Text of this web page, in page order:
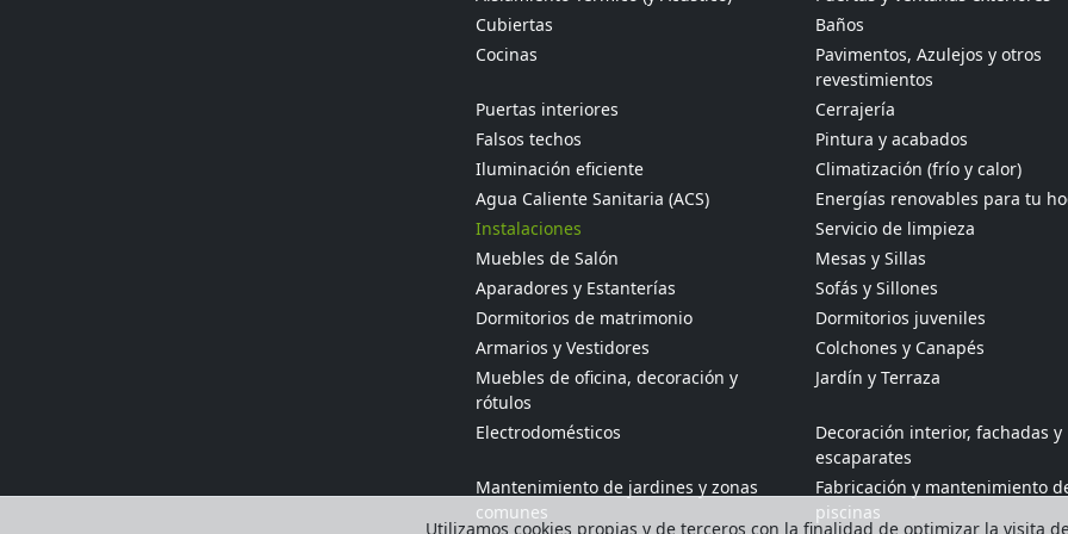
Utilizamos cookies propias y de terceros con la finalidad de optimizar la visita
Cubiertas
Baños
Cocinas
Pavimentos, Azulejos y otros
revestimientos
Puertas interiores
Cerrajería
Falsos techos
Pintura y acabados
Iluminación eficiente
Climatización (frío y calor)
Agua Caliente Sanitaria (ACS)
Energías renovables para tu
Instalaciones
Servicio de limpieza
Muebles de Salón
Mesas y Sillas
Aparadores y Estanterías
Sofás y Sillones
Dormitorios de matrimonio
Dormitorios juveniles
Armarios y Vestidores
Colchones y Canapés
Muebles de oficina, decoración y
rótulos
Jardín y Terraza
Electrodomésticos
Decoración interior, fachadas y
escaparates
Mantenimiento de jardines y zonas
comunes
Fabricación y mantenimiento
piscinas